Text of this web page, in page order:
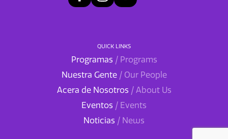
QUICK LINKS
Programas / Programs
Nuestra Gente / Our People
Acera de Nosotros / About Us
Eventos / Events
Noticias / News